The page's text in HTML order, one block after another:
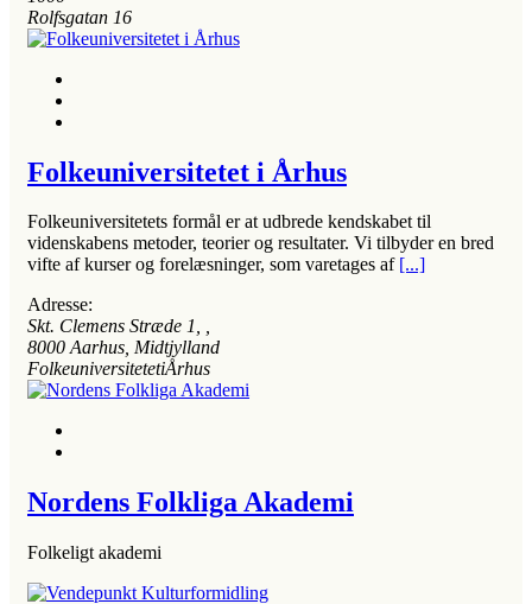
Rolfsgatan 16
Folkeuniversitetet i Århus
Folkeuniversitetets formål er at udbrede kendskabet til
videnskabens metoder, teorier og resultater. Vi tilbyder en bred
vifte af kurser og forelæsninger, som varetages af [...]
Adresse:
Skt. Clemens Stræde 1, ,
8000 Aarhus, Midtjylland
FolkeuniversitetetiÅrhus
Nordens Folkliga Akademi
Folkeligt akademi